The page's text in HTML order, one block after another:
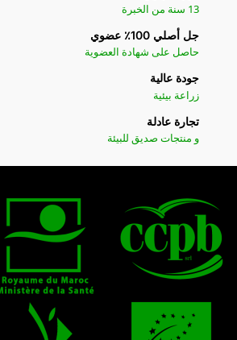
13 سنة من الخبرة
جل أصلي 100٪ عضوي
حاصل على شهادة العضوية
جودة عالية
زراعة بيئية
تجارة عادلة
و منتجات صديق للبيئة